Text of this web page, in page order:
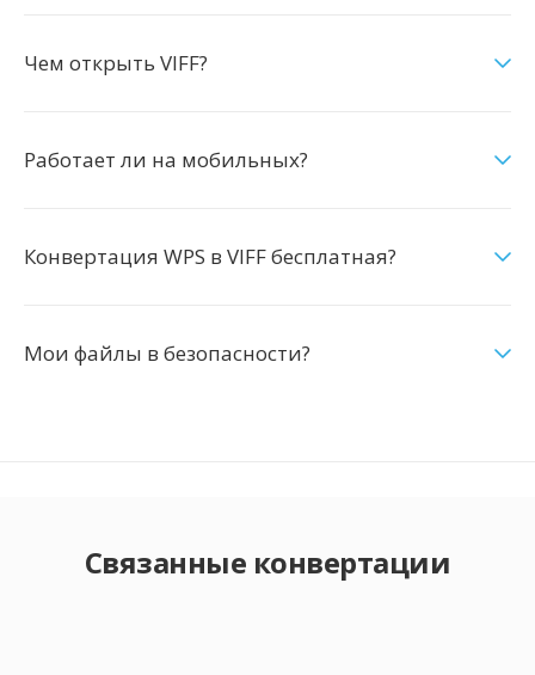
Чем открыть VIFF?
Работает ли на мобильных?
Конвертация WPS в VIFF бесплатная?
Мои файлы в безопасности?
Связанные конвертации